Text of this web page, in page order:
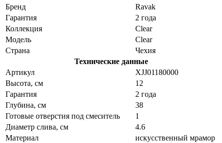
Бренд
Ravak
Гарантия
2 года
Коллекция
Clear
Модель
Clear
Страна
Чехия
Технические данные
Артикул
XJJ01180000
Высота, см
12
Гарантия
2 года
Глубина, см
38
Готовые отверстия под смеситель
1
Диаметр слива, см
4.6
Материал
искусственный мрамор